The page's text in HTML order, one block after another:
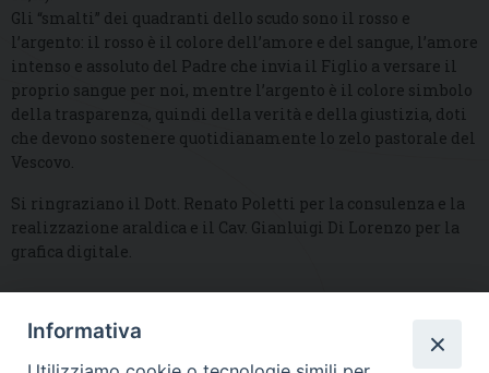
Gli “smalti” dei quadranti dello scudo sono il rosso e
l’argento: il rosso è il colore dell’amore e del sangue, l’amore
intenso e assoluto del Padre che invia il Figlio a versare il
proprio sangue per noi, mentre l’argento è il colore simbolo
della trasparenza, quindi della verità e della giustizia, doti
che devono sostenere quotidianamente lo zelo pastorale del
Vescovo.
Si ringraziano il Dott. Renato Poletti per la consulenza e la
realizzazione araldica e il Cav. Gianluigi Di Lorenzo per la
grafica digitale.
DIOCESI SUBURBICARIA DI ALBANO
Informativa